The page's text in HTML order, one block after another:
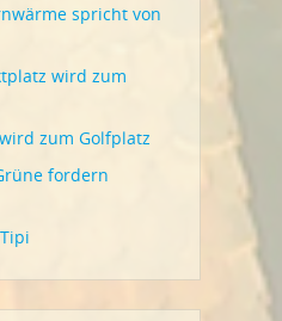
spricht von
wird zum
zum Golfplatz
fordern